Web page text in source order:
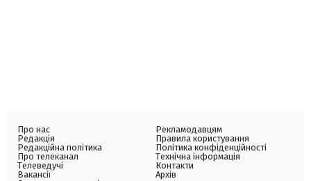
Про нас
Редакція
Редакційна політика
Про телеканал
Телеведучі
Вакансії
Рекламодавцям
Правила користування
Політика конфіденційності
Технічна інформація
Контакти
Архів